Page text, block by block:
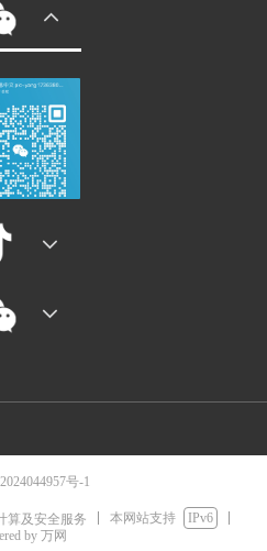
号-1
算及安全服务 本网站支持
IPv6
by 万网